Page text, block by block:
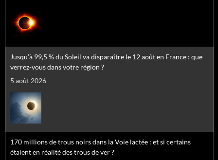
Jusqu’à 99,5 % du Soleil va disparaître le 12 août en France : que
verrez-vous dans votre région ?
5 août 2026
170 millions de trous noirs dans la Voie lactée : et si certains
étaient en réalité des trous de ver ?